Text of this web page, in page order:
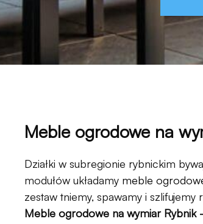
Meble ogrodowe na
Działki w subregionie rybnickim
modułów układamy meble
zestaw tniemy, spawamy i szlifujemy
Meble ogrodowe na wymiar